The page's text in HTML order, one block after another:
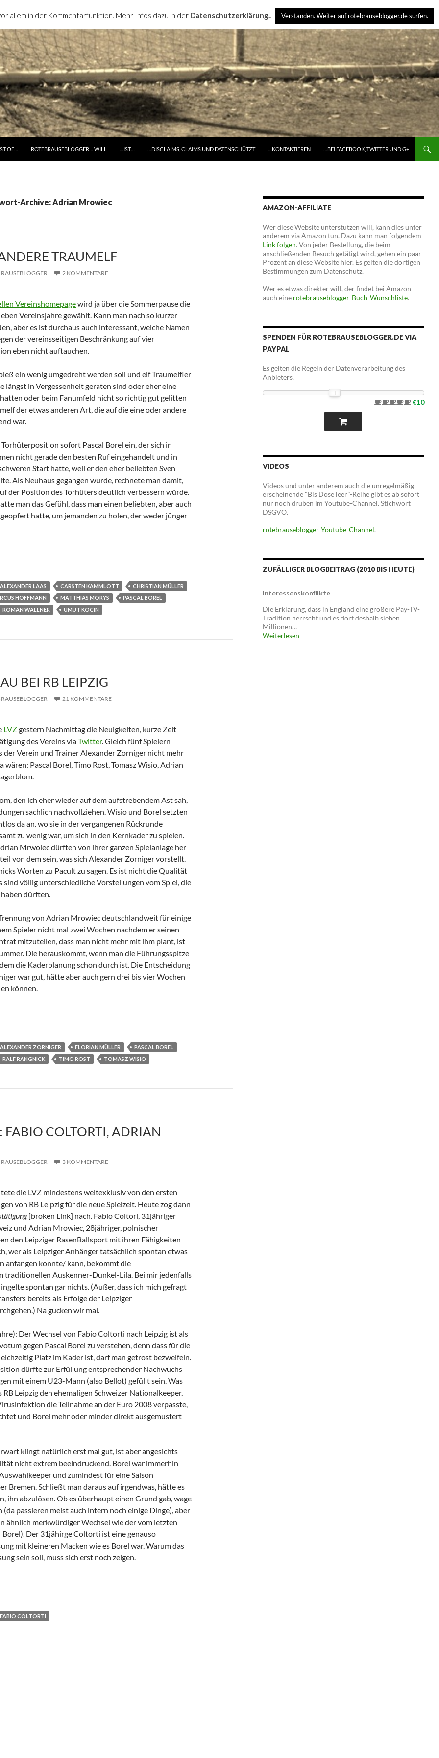
OF…
ROTEBRAUSEBLOGGER… WILL …IST… …DISCLAIMS, CLAIMS UND DATENSCHÜTZT …KONTAKTIEREN …BEI FACEBOOK, TWITTER UND G+
Archive: Adrian Mrowiec
TRAUMELF
2 KOMMENTARE
Vereinshomepagewird ja über die Sommerpause die
Vereinsjahre gewählt. Kann man nach so kurzer
aber es ist durchaus auch interessant, welche Namen
der vereinsseitigen Beschränkung auf vier
eben nicht auftauchen.
ein wenig umgedreht werden soll und elf Traumelfler
längst in Vergessenheit geraten sind oder eher eine
oder beim Fanumfeld nicht so richtig gut gelitten
der etwas anderen Art, die auf die eine oder andere
war.
sofort Pascal Borel ein, der sich in
nicht gerade den besten Ruf eingehandelt und in
Start hatte, weil er den eher beliebten Sven
Als Neuhaus gegangen wurde, rechnete man damit,
der Position des Torhüters deutlich verbessern würde.
man das Gefühl, dass man einen beliebten, aber auch
hatte, um jemanden zu holen, der weder jünger
ALEXANDER LAAS CARSTEN KAMMLOTT
CHRISTIAN MÜLLER
HOFFMANN MATTHIAS MORYS
PASCAL BOREL
ROMAN WALLNER UMUT KOCIN
BEI RB LEIPZIG
21 KOMMENTARE
LVZgestern Nachmittag die Neuigkeiten, kurze Zeit
des Vereins viaTwitter. Gleich fünf Spielern
der Verein und Trainer Alexander Zorniger nicht mehr
wären: Pascal Borel, Timo Rost, Tomasz Wisio, Adrian
den ich eher wieder auf dem aufstrebendem Ast sah,
sachlich nachvollziehen. Wisio und Borel setzten
da an, wo sie in der vergangenen Rückrunde
zu wenig war, um sich in den Kernkader zu spielen.
Mrwoiec dürften von ihrer ganzen Spielanlage her
von dem sein, was sich Alexander Zorniger vorstellt.
Worten zu Pacult zu sagen. Es ist nicht die Qualität
sind völlig unterschiedliche Vorstellungen vom Spiel, die
dürften.
von Adrian Mrowiec deutschlandweit für einige
Spieler nicht mal zwei Wochen nachdem er seinen
mitzuteilen, dass man nicht mehr mit ihm plant, ist
Die herauskommt, wenn man die Führungsspitze
die Kaderplanung schon durch ist. Die Entscheidung
war gut, hätte aber auch gern drei bis vier Wochen
können.
ALEXANDER ZORNIGER FLORIAN MÜLLER
PASCAL BOREL
RALF RANGNICK TIMO ROST TOMASZ WISIO
FABIO COLTORTI, ADRIAN
3 KOMMENTARE
die LVZ mindestens weltexklusiv von den ersten
von RB Leipzig für die neue Spielzeit. Heute zog dann
[broken Link] nach. Fabio Coltori, 31jähriger
und Adrian Mrowiec, 28jähriger, polnischer
den Leipziger RasenBallsport mit ihren Fähigkeiten
wer als Leipziger Anhänger tatsächlich spontan etwas
anfangen konnte/ kann, bekommt die
traditionellen Auskenner-Dunkel-Lila. Bei mir jedenfalls
spontan gar nichts. (Außer, dass ich mich gefragt
bereits als Erfolge der Leipziger
Na gucken wir mal.
Der Wechsel von Fabio Coltorti nach Leipzig ist als
gegen Pascal Borel zu verstehen, denn dass für die
Platz im Kader ist, darf man getrost bezweifeln.
dürfte zur Erfüllung entsprechender Nachwuchs-
mit einem U23-Mann (also Bellot) gefüllt sein. Was
RB Leipzig den ehemaligen Schweizer Nationalkeeper,
die Teilnahme an der Euro 2008 verpasste,
und Borel mehr oder minder direkt ausgemustert
klingt natürlich erst mal gut, ist aber angesichts
nicht extrem beeindruckend. Borel war immerhin
und zumindest für eine Saison
Bremen. Schließt man daraus auf irgendwas, hätte es
ihn abzulösen. Ob es überhaupt einen Grund gab, wage
passieren meist auch intern noch einige Dinge), aber
ähnlich merkwürdiger Wechsel wie der vom letzten
Borel). Der 31jähirge Coltorti ist eine genauso
mit kleineren Macken wie es Borel war. Warum das
sein soll, muss sich erst noch zeigen.
Adrian Mrowiec
FABIO COLTORTI
AMAZON-AFFILIATE
Wer diese Website unterstützen will, kann dies unter
anderem via Amazon tun. Dazu kann man folgendem
Link folgen. Von jeder Bestellung, die beim
anschließenden Besuch getätigt wird, gehen ein paar
Prozent an diese Website hier. Es gelten die dortigen
Bestimmungen zum Datenschutz.
Wer es etwas direkter will, der findet bei Amazon
auch eine rotebrauseblogger-Buch-Wunschliste.
SPENDEN FÜR ROTEBRAUSEBLOGGER.DE VIA
PAYPAL
Es gelten die Regeln der Datenverarbeitung des
Anbieters.
€10
VIDEOS
Videos und unter anderem auch die unregelmäßig
erscheinende "Bis Dose leer"-Reihe gibt es ab sofort
nur noch drüben im Youtube-Channel. Stichwort
DSGVO.
rotebrauseblogger-Youtube-Channel.
ZUFÄLLIGER BLOGBEITRAG (2010 BIS HEUTE)
Interessenskonflikte
Die Erklärung, dass in England eine größere Pay-TV-
Tradition herrscht und es dort deshalb sieben
Millionen…
Weiterlesen
allem in der Kommentarfunktion. Mehr Infos dazu in der Datenschutzerklärung.. Verstanden. Weiter auf rotebrauseblogger.de surfen.